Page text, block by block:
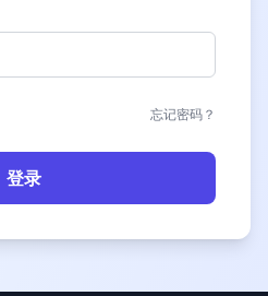
忘记密码？
登录